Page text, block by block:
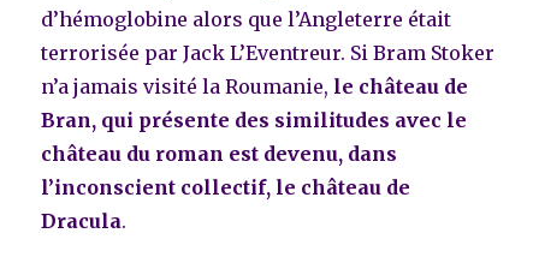
d’hémoglobine alors que l’Angleterre était
terrorisée par Jack L’Eventreur. Si Bram Stoker
n’a jamais visité la Roumanie, le château de
Bran, qui présente des similitudes avec le
château du roman est devenu, dans
l’inconscient collectif, le château de
Dracula.